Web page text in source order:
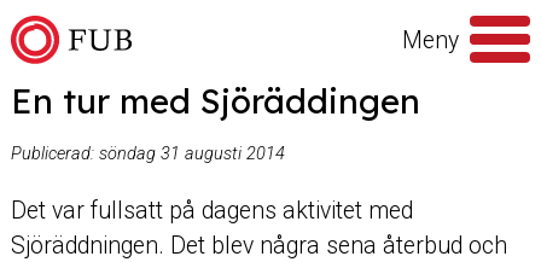
Hoppa till innehåll
Meny
Sök
efter
En tur med Sjöräddingen
Publicerad: söndag 31 augusti 2014
Det var fullsatt på dagens aktivitet med
Sjöräddningen. Det blev några sena återbud och